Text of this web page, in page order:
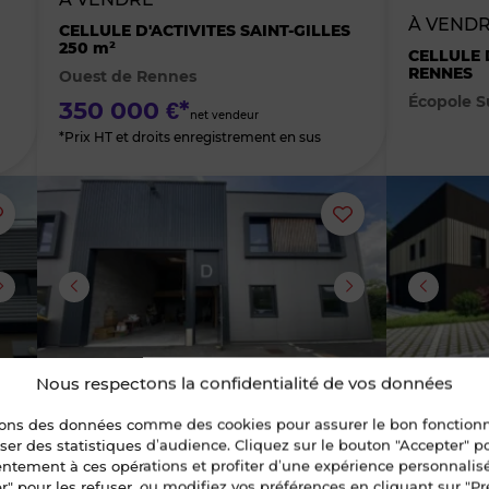
Nous respectons la confidentialité de vos données
des données comme des cookies pour assurer le bon
des statistiques d’audience. Cliquez sur le bouton "Accepter"
à ces opérations et profiter d’une expérience
favoris favoris
CELLULE D'ACTIVITES SAINT-GILLES
250 m²
Ouest de Rennes
350 000 €*net vendeur
*Prix HT et droits enregistrement en sus
À
CELLULE
RENNES
Écopole
Ajouter
ou
supprimer
bien
des
Ajouter
supprimer
bien
des
9
À VENDRE / À LOUER
À
CELLULE
307 m²